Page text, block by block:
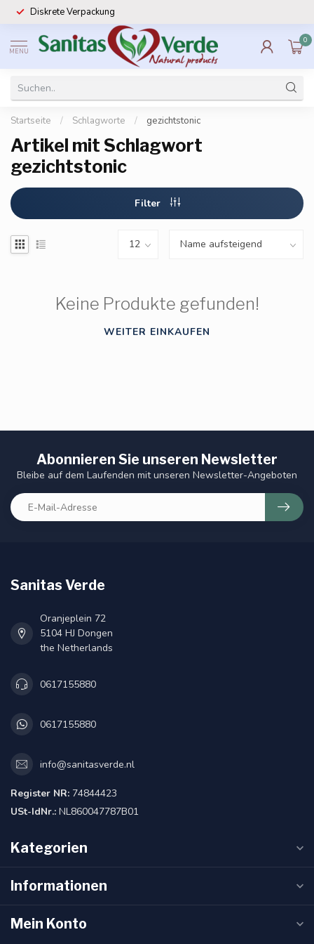
Diskrete Verpackung
MENU
0
Startseite / Schlagworte / gezichtstonic
Artikel mit Schlagwort
gezichtstonic
Filter
Keine Produkte gefunden!
WEITER EINKAUFEN
Abonnieren Sie unseren Newsletter
Bleibe auf dem Laufenden mit unseren Newsletter-Angeboten
Sanitas Verde
Oranjeplein 72
5104 HJ Dongen
the Netherlands
0617155880
0617155880
info@sanitasverde.nl
Register NR: 74844423
USt-IdNr.: NL860047787B01
Kategorien
Informationen
Mein Konto